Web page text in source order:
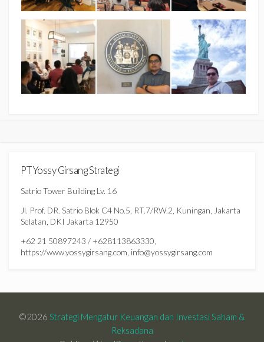
PT Yossy Girsang Strategi
Satrio Tower Building Lv. 16
Jl. Prof. DR. Satrio Blok C4 No.5, RT.7/RW.2, Kuningan, Jakarta
Selatan, DKI Jakarta 12950
+62 21 50897243 / +628113863330,
https://www.yossygirsang.com, info@yossygirsang.com
©2026 Strategi Mengatur Keuangan dan Investasi Saham &
Reksadana